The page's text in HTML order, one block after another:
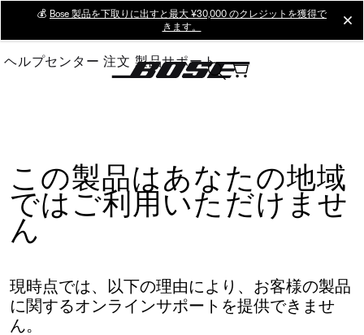
Main
💰 Bose 製品を下取りに出すと最大 ¥30,000 のクレジットを獲得で
きます。
ヘルプセンター 注文 製品サポート
この製品はあなたの地域
ではご利用いただけませ
ん
現時点では、以下の理由により、お客様の製品
に関するオンラインサポートを提供できませ
ん。